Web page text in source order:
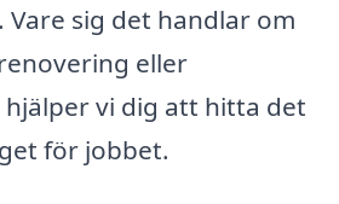
Vare sig det handlar om
eller
vi dig att hitta det
för jobbet.